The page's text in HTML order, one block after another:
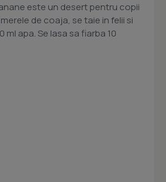
este un desert pentru copii
de coaja, se taie in felii si
ml apa. Se lasa sa fiarba 10